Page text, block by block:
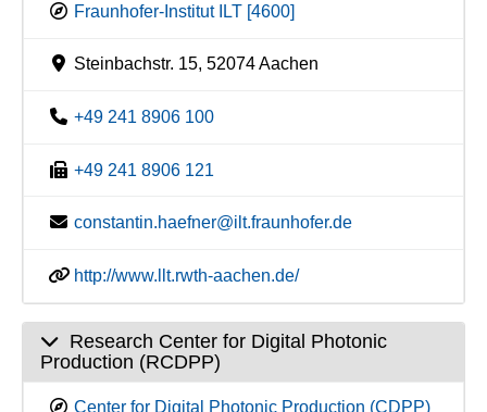
Fraunhofer-Institut ILT [4600]
Steinbachstr. 15, 52074 Aachen
+49 241 8906 100
+49 241 8906 121
constantin.haefner@ilt.fraunhofer.de
http://www.llt.rwth-aachen.de/
Research Center for Digital Photonic
Production (RCDPP)
Center for Digital Photonic Production (CDPP)